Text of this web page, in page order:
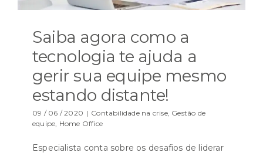
Saiba agora como a
tecnologia te ajuda a
gerir sua equipe mesmo
estando distante!
09 / 06 / 2020 | Contabilidade na crise, Gestão de
equipe, Home Office
Especialista conta sobre os desafios de liderar